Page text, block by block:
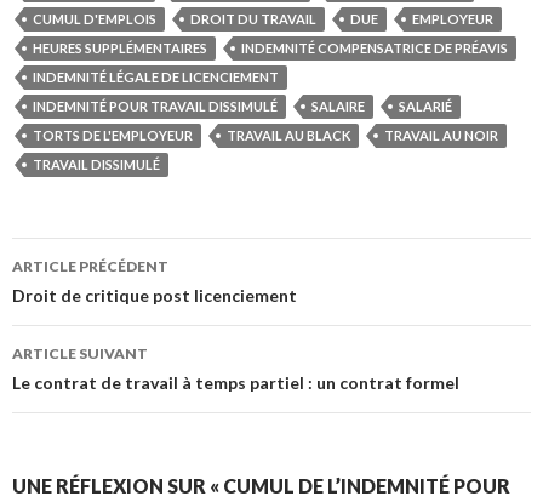
CUMUL D'EMPLOIS
DROIT DU TRAVAIL DUE
EMPLOYEUR
HEURES SUPPLÉMENTAIRES
INDEMNITÉ COMPENSATRICE DE PRÉAVIS
INDEMNITÉ LÉGALE DE LICENCIEMENT
INDEMNITÉ POUR TRAVAIL DISSIMULÉ
SALAIRE
SALARIÉ
TORTS DE L'EMPLOYEUR
TRAVAIL AU BLACK
TRAVAIL AU NOIR
TRAVAIL DISSIMULÉ
Navigation
des
articles
ARTICLE PRÉCÉDENT
Droit de critique post licenciement
ARTICLE SUIVANT
Le contrat de travail à temps partiel : un contrat formel
UNE RÉFLEXION SUR « CUMUL DE L’INDEMNITÉ POUR